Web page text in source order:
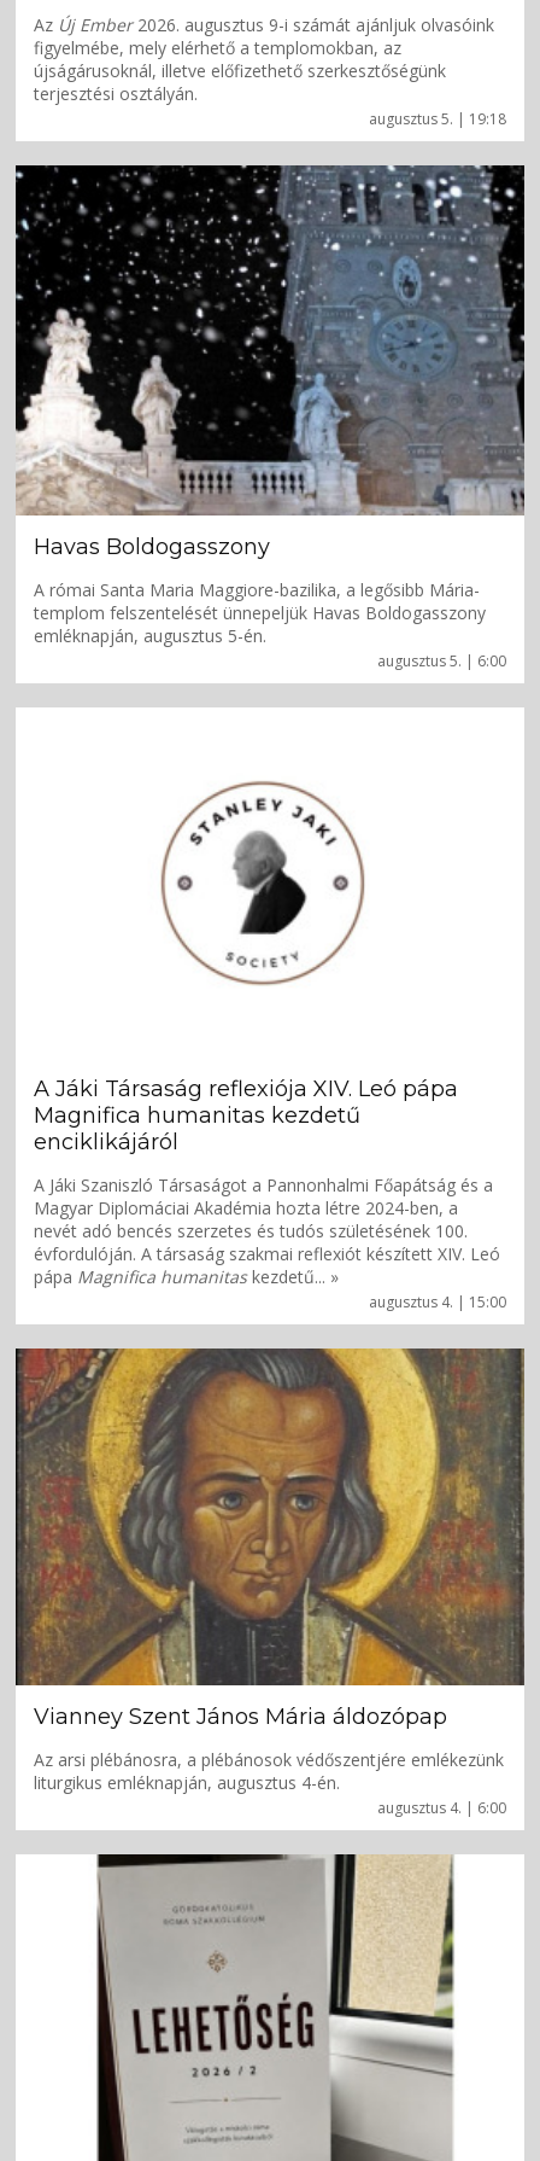
augusztus 5. | 19:18
Az Új Ember2026. augusztus 9-i számát ajánljuk olvasóink
figyelmébe, mely elérhető a templomokban, az
újságárusoknál, illetve előfizethető szerkesztőségünk
terjesztési osztályán.
augusztus 5. | 6:00
Havas Boldogasszony
A római Santa Maria Maggiore-bazilika, a legősibb Mária-
templom felszentelését ünnepeljük Havas Boldogasszony
emléknapján, augusztus 5-én.
augusztus 4. | 15:00
A Jáki Társaság reflexiója XIV. Leó pápa
Magnifica humanitas kezdetű
enciklikájáról
A Jáki Szaniszló Társaságot a Pannonhalmi Főapátság és a
Magyar Diplomáciai Akadémia hozta létre 2024-ben, a
nevét adó bencés szerzetes és tudós születésének 100.
évfordulóján. A társaság szakmai reflexiót készített XIV. Leó
pápa Magnifica humanitaskezdetű... »
augusztus 4. | 6:00
Vianney Szent János Mária áldozópap
Az arsi plébánosra, a plébánosok védőszentjére emlékezünk
liturgikus emléknapján, augusztus 4-én.